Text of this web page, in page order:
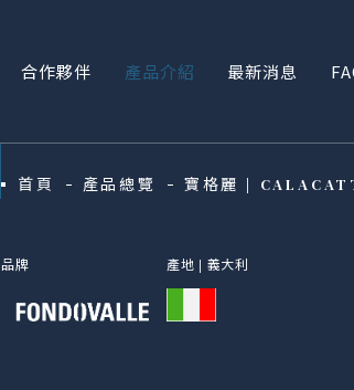
合作夥伴 產品介紹 最新消息
首頁 產品總覽 寶格麗 |
品牌 產地 | 義大利